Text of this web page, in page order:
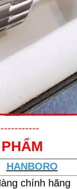
HANBORO
chính hãng